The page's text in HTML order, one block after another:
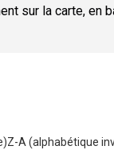
sur la carte, en
Z-A (alphabétique